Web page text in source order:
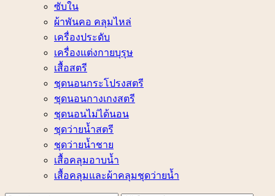
ซับใน
ผ้าพันคอ คลุมไหล่
เครื่องประดับ
เครื่องแต่งกายบุรุษ
เสื้อสตรี
ชุดนอนกระโปรงสตรี
ชุดนอนกางเกงสตรี
ชุดนอนไม่ได้นอน
ชุดว่ายน้ำสตรี
ชุดว่ายน้ำชาย
เสื้อคลุมอาบน้ำ
เสื้อคลุมและผ้าคลุมชุดว่ายน้ำ